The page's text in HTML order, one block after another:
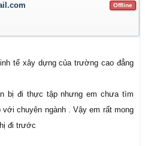
Offline
tế xây dựng của trường cao đẳng
bị đi thực tập nhưng em chưa tìm
chuyên ngành . Vậy em rất mong
đi trước